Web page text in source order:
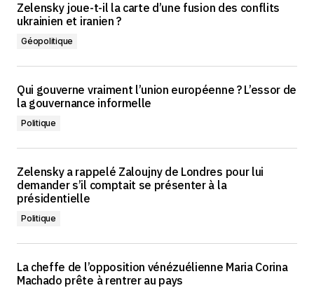
Zelensky joue-t-il la carte d’une fusion des conflits
ukrainien et iranien ?
Géopolitique
Qui gouverne vraiment l’union européenne ? L’essor de
la gouvernance informelle
Politique
Zelensky a rappelé Zaloujny de Londres pour lui
demander s’il comptait se présenter à la
présidentielle
Politique
La cheffe de l’opposition vénézuélienne Maria Corina
Machado prête à rentrer au pays